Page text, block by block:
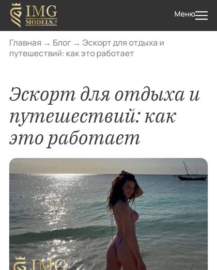
Меню
Главная → Блог → Эскорт для отдыха и
путешествий: как это работает
Эскорт для отдыха и
путешествий: как
это работает